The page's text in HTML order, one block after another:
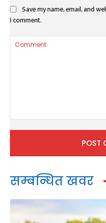
Save my name, email, and
I comment.
सम्बन्धित खवर